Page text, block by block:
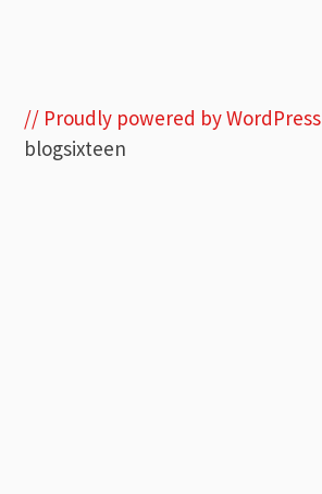
// Proudly powered by WordPress
blogsixteen